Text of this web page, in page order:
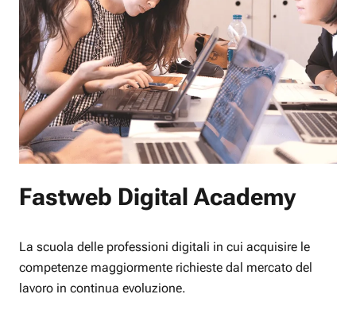
Fastweb Digital Academy
La scuola delle professioni digitali in cui acquisire le
competenze maggiormente richieste dal mercato del
lavoro in continua evoluzione.